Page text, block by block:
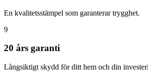
En kvalitetsstämpel som garanterar trygghet.
9
20 års garanti
Långsiktigt skydd för ditt hem och din